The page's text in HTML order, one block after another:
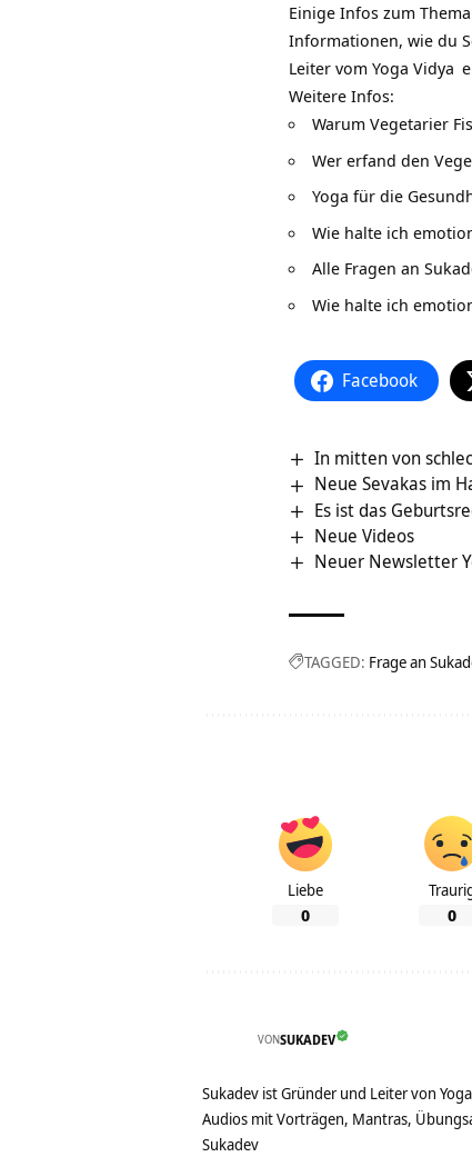
Einige Infos zum
Informationen, wie du
Leiter vom Yoga Vidya
Weitere Infos:
Warum Vegetarier
Wer erfand den
Yoga für die
Wie halte ich
Alle Fragen an
Wie halte ich
Facebook
In mitten von
Neue Sevakas im
Es ist das
Neue Videos
Neuer Newsletter
TAGGED: Frage an
Liebe
0 0
VONSUKADEV
Sukadev ist Gründer und Leiter von
Audios mit Vorträgen, Mantras,
Sukadev